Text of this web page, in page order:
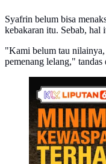
Syafrin belum bisa
kebakaran itu. Sebab, hal
"Kami belum tau
pemenang lelang," tandas